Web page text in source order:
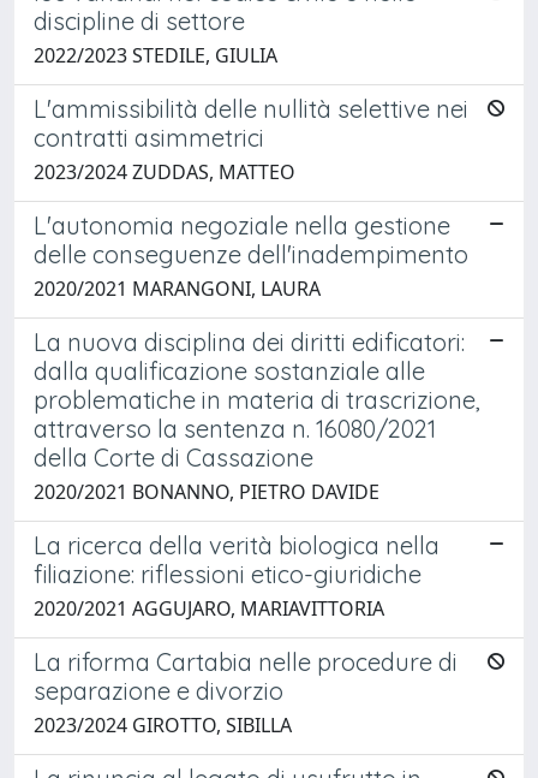
discipline di settore
2022/2023 STEDILE, GIULIA
L'ammissibilità delle nullità selettive nei
contratti asimmetrici
2023/2024 ZUDDAS, MATTEO
L'autonomia negoziale nella gestione
delle conseguenze dell'inadempimento
2020/2021 MARANGONI, LAURA
La nuova disciplina dei diritti edificatori:
dalla qualificazione sostanziale alle
problematiche in materia di trascrizione,
attraverso la sentenza n. 16080/2021
della Corte di Cassazione
2020/2021 BONANNO, PIETRO DAVIDE
La ricerca della verità biologica nella
filiazione: riflessioni etico-giuridiche
2020/2021 AGGUJARO, MARIAVITTORIA
La riforma Cartabia nelle procedure di
separazione e divorzio
2023/2024 GIROTTO, SIBILLA